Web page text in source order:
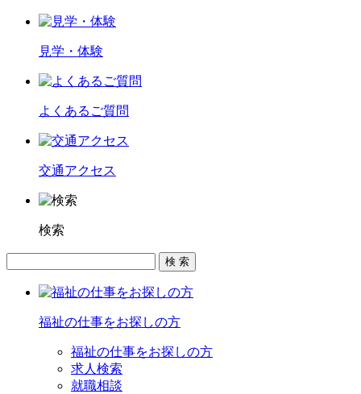
見学・体験
よくあるご質問
交通アクセス
検索
福祉の仕事をお探しの方
福祉の仕事をお探しの方
求人検索
就職相談